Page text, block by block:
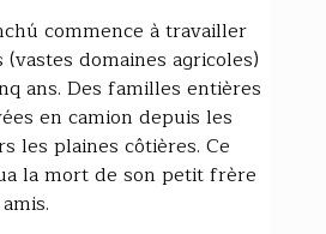
commence à travailler
domaines agricoles)
ans. Des familles entières
en camion depuis les
les plaines côtières. Ce
la mort de son petit frère